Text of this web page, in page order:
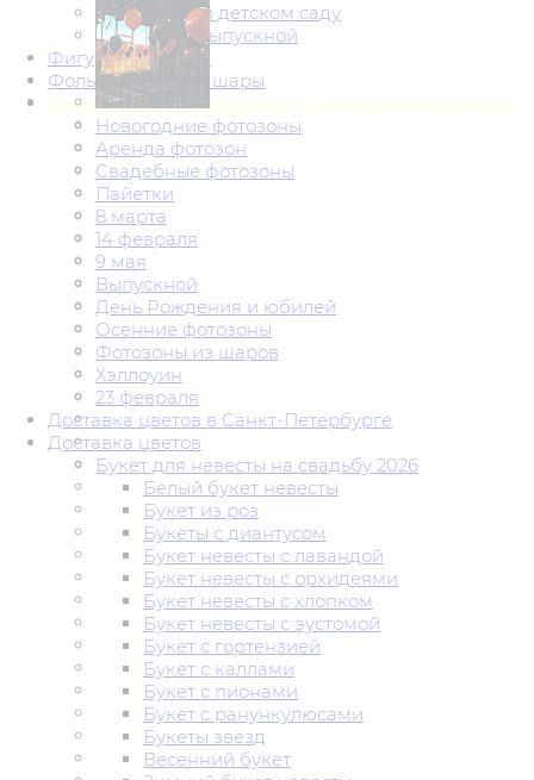
Выпускной в детском саду
Школьный выпускной
Фигуры из шаров
Фольгированные шары
Фотозоны. Аренда фотозон. Изготовление фотозон
Новогодние фотозоны
Аренда фотозон
Свадебные фотозоны
Пайетки
8 марта
14 февраля
9 мая
Выпускной
День Рождения и юбилей
Осенние фотозоны
Фотозоны из шаров
Хэллоуин
23 февраля
Доставка цветов в Санкт-Петербурге
Доставка цветов
Букет для невесты на свадьбу 2026
Белый букет невесты
Букет из роз
Букеты с диантусом
Букет невесты с лавандой
Букет невесты с орхидеями
Букет невесты с хлопком
Букет невесты с эустомой
Букет с гортензией
Букет с каллами
Букет с пионами
Букет с ранункулюсами
Букеты звёзд
Весенний букет